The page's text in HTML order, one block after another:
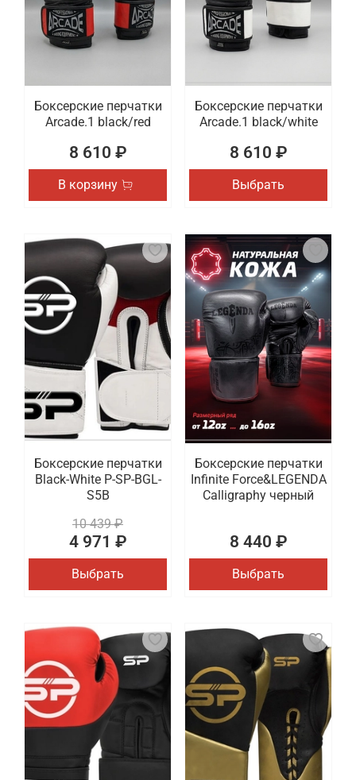
Боксерские перчатки
Arcade.1 black/red
8 610 ₽
В корзину
Боксерские перчатки
Arcade.1 black/white
8 610 ₽
Выбрать
Боксерские перчатки
Black-White P-SP-BGL-
S5B
10 439 ₽
4 971 ₽
Выбрать
Боксерские перчатки
Infinite Force&LEGENDA
Calligraphy черный
8 440 ₽
Выбрать